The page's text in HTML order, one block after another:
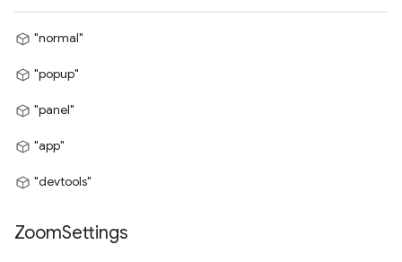
"normal"
"popup"
"panel"
"app"
"devtools"
ZoomSettings